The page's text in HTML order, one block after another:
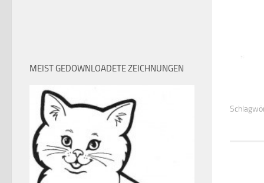
MEIST GEDOWNLOADETE ZEICHNUNGEN